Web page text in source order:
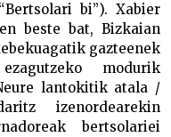
bi”). Xabier
beste bat, Bizkaian
gazteenek
modurik
lantokitik atala /
izenordearekin
bertsolariei